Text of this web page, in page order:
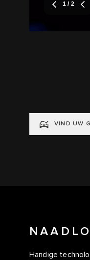
1 / 2
VIND UW
Handige